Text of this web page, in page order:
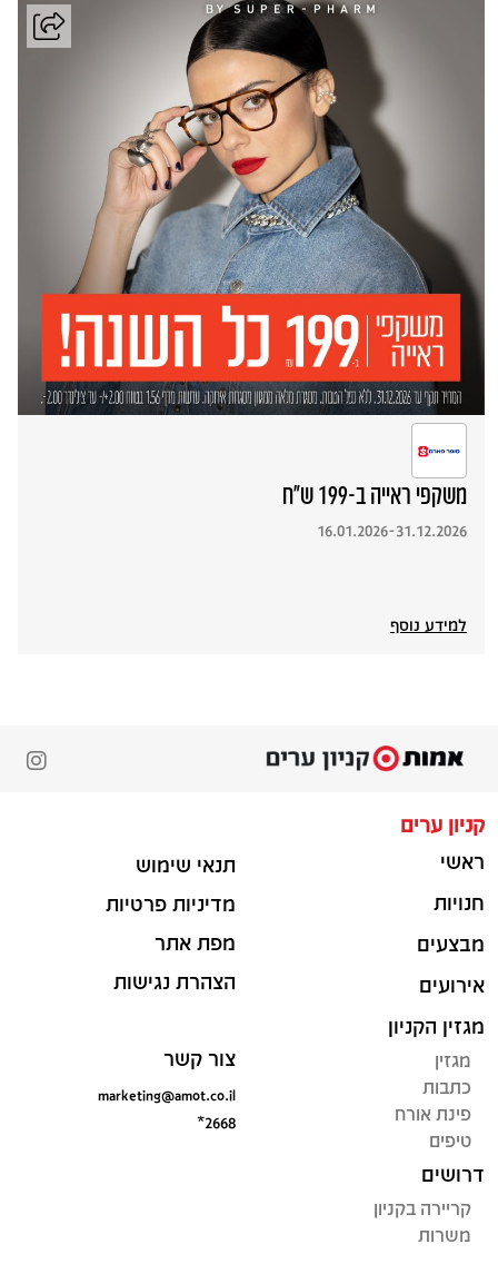
משקפי ראייה ב-199 ש"ח
16.01.2026-31.12.2026
למידע נוסף
קניון ערים
ראשי
חנויות
מבצעים
אירועים
מגזין הקניון
מגזין
כתבות
פינת אורח
טיפים
דרושים
קריירה בקניון
משרות
תנאי שימוש
מדיניות פרטיות
מפת אתר
הצהרת נגישות
צור קשר
marketing@amot.co.il
*2668